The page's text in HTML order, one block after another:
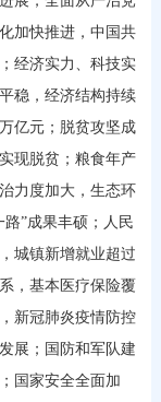
加快推进，中国共
经济实力、科技实
稳，经济结构持续
亿元；脱贫攻坚成
现脱贫；粮食年产
力度加大，生态环
”成果丰硕；人民
城镇新增就业超过
，基本医疗保险覆
新冠肺炎疫情防控
展；国防和军队建
国家安全全面加